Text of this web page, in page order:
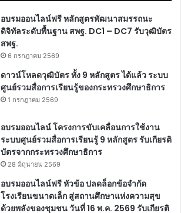
อบรมออนไลน์ฟรี หลักสูตรพัฒนาสมรรถนะ
ดิจิทัลระดับพื้นฐาน สพฐ. DC1 – DC7 รับวุฒิบัตร
สพฐ.
6 กรกฎาคม 2569
ดาวน์โหลดวุฒิบัตร ทั้ง 9 หลักสูตร ได้แล้ว ระบบ
ศูนย์รวมสื่อการเรียนรู้ของกระทรวงศึกษาธิการ
1 กรกฎาคม 2569
อบรมออนไลน์ โครงการขับเคลื่อนการใช้งาน
ระบบศูนย์รวมสื่อการเรียนรู้ 9 หลักสูตร รับเกียรติ
บัตรจากกระทรวงศึกษาธิการ
28 มิถุนายน 2569
อบรมออนไลน์ฟรี หัวข้อ ปลดล็อกข้อจำกัด
โรงเรียนขนาดเล็ก สู่สถานศึกษาแห่งความสุข
ด้วยพลังของชุมชน วันที่ 16 พ.ค. 2569 รับเกียรติ